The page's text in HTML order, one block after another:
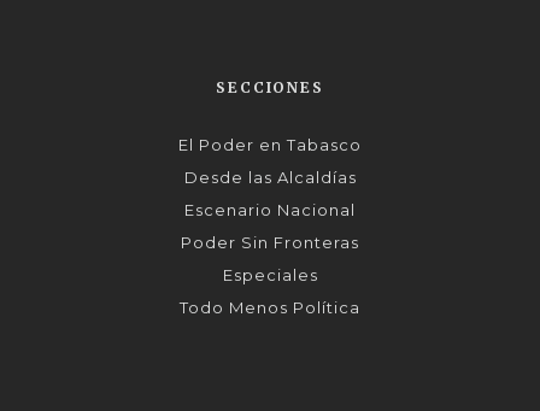
SECCIONES
El Poder en Tabasco
Desde las Alcaldías
Escenario Nacional
Poder Sin Fronteras
Especiales
Todo Menos Política